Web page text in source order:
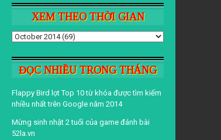
XEM THEO THỜI GIAN
ĐỌC NHIỀU TRONG THÁNG
Flappy Bird lọt Top 10 từ khóa được tìm kiếm
nhiều nhất trên Google năm 2014
Mừng sinh nhật 2 tuổi của game đánh bài
52la.vn